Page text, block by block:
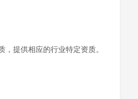
提供相应的行业特定资质。